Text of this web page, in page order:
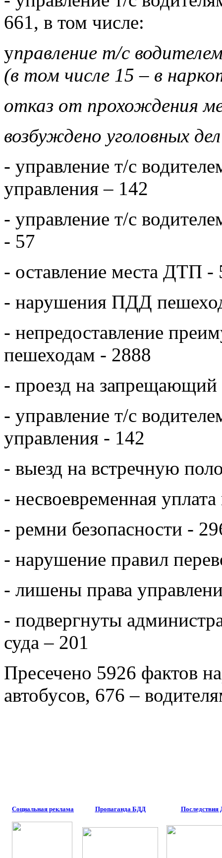
661, в том числе:
управление т/с
(в том числе 15 – в
отказ от прохождения
возбуждено уголовных
- управление т/с
управления – 142
- управление т/с
- 57
- оставление места ДТП -
- нарушения ПДД
- непредоставление
пешеходам - 2888
- проезд на запрещающий
- управление т/с
управления - 142
- выезд на встречную
- несвоевременная
- ремни безопасности -
- нарушение правил
- лишены права
- подвергнуты
суда – 201
Пресечено 5926 фактов
автобусов, 676 –
Социальная реклама Пропаганда БДД